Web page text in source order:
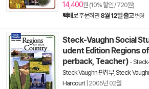
14,400원 (10% 할인 / 720원)
택배로 주문하면 8월 12일 출고 변경
Steck-Vaughn Social
udent Edition Regions
perback, Teacher) -
Steck Vaughn 편집부, Steck-
Harcourt| 2005년 02월